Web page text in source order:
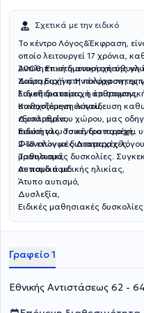
Σχετικά με την ειδικό
Το κέντρο Λόγος&Έκφραση,
οποίο λειτουργεί 17 χρόνια,
2008. Επιστημονική υπεύθυνη
Χαΐρη Ειρήνη. Η πολύχρονη
λογοθεραπείας, η επιστημονική
συνεχιζόμενη εκπαίδευση
εξοπλισμένου χώρου, μας
ποιότητας. Το κέντρο παρέχει
2-18 ετών με διαταραχές
μαθησιακές δυσκολίες.
σε παιδιά με:
Αντιληπτική διαταραχή της
Διαταραχή στην έκφραση της
Ειδική διαταραχή άρθρωσης,
Καθυστέρηση λόγου,
Δυσαρθρία,
Ειδική γλωσσική διαταραχή,
Φωνολογικές Διαταραχές,
Τραυλισμό,
Αυτισμό παιδικής ηλικίας,
Άτυπο αυτισμό,
Δυσλεξία,
Ειδικές μαθησιακές
Γραφείο 1
Εθνικής Αντιστάσεως 62 -